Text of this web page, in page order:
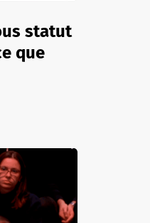
statut
que